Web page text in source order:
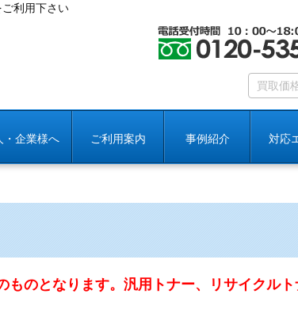
利用下さい
・企業様へ ご利用案内 事例紹介 対応
ものとなります。汎用トナー、リサイクル